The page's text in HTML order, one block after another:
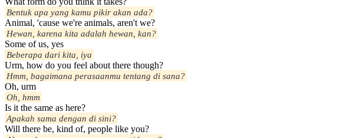
Bentuk apa yang kamu pikir akan ada?
Animal, 'cause we're animals, aren't we?
Hewan, karena kita adalah hewan, kan?
Some of us, yes
Beberapa dari kita, iya
Urm, how do you feel about there though?
Hmm, bagaimana perasaanmu tentang di sana?
Oh, urm
Oh, hmm
Is it the same as here?
Apakah sama dengan di sini?
Will there be, kind of, people like you?